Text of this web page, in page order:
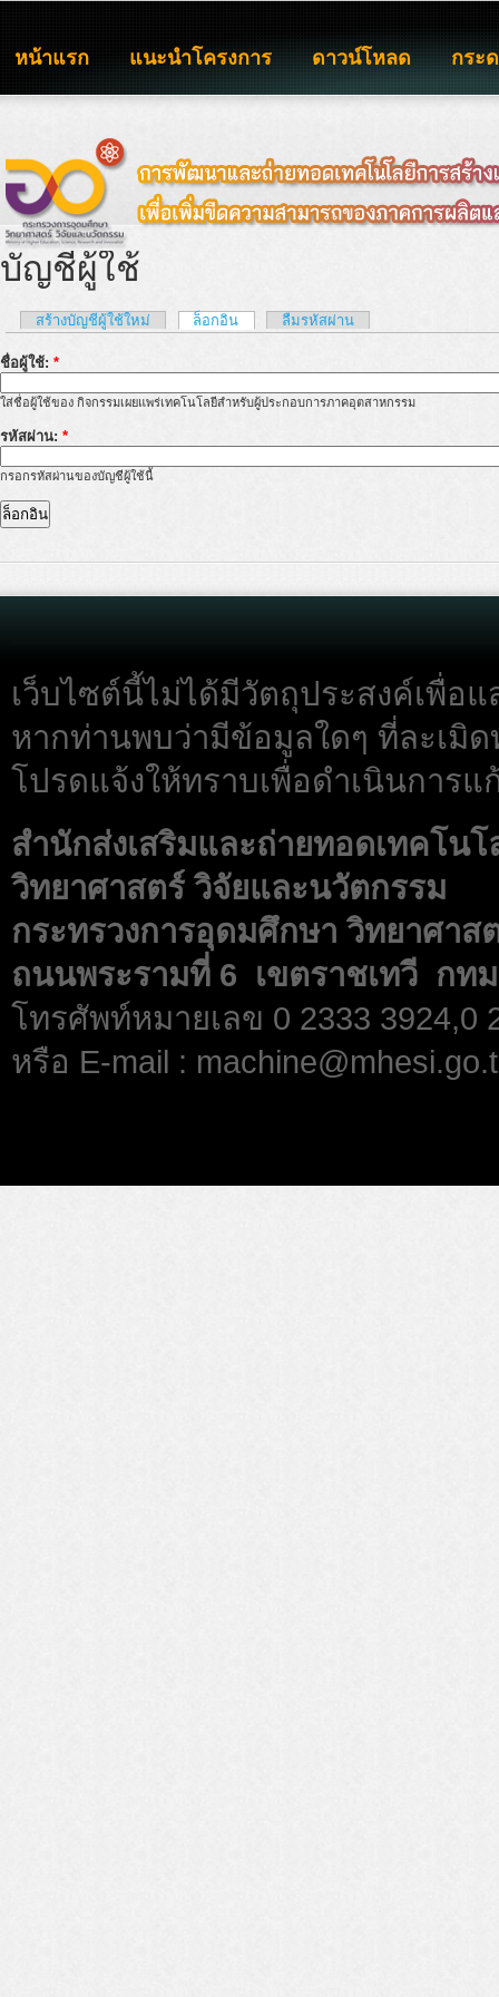
หน้าแรก แนะนำโครงการ ดาวน์โหลด กระ
บัญชีผู้ใช้
สร้างบัญชีผู้ใช้ใหม่ ล็อกอิน ลืมรหัสผ่าน
ชื่อผู้ใช้: *
ใส่ชื่อผู้ใช้ของ กิจกรรมเผยแพร่เทคโนโลยีสำหรับผู้ประกอบการภาคอุตสาหกรรม
รหัสผ่าน: *
กรอกรหัสผ่านของบัญชีผู้ใช้นี้
เว็บไซต์นี้ไม่ได้มีวัตถุประสงค์เพื่อแ
หากท่านพบว่ามีข้อมูลใดๆ ที่ละเมิ
โปรดแจ้งให้ทราบเพื่อดำเนินการ
สำนักส่งเสริมและถ่ายทอดเทคโน
วิทยาศาสตร์ วิจัยและนวัตกรรม
กระทรวงการอุดมศึกษา วิทยาศาส
ถนนพระรามที่ 6 เขตราชเทวี กทม
โทรศัพท์หมายเลข 0 2333 3924,0
หรือ E-mail :